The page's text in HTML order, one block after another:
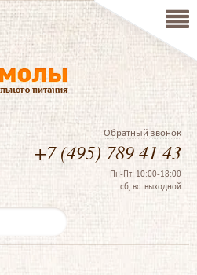
Обратный звонок
+7 (495) 789 41 43
Пн-Пт: 10:00-18:00
сб, вс: выходной